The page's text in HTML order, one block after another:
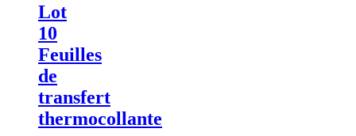
Lot
10
Feuilles
de
transfert
thermocollante